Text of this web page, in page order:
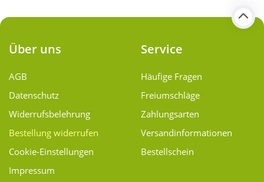
Über uns
AGB
Datenschutz
Widerrufsbelehrung
Bestellung widerrufen
Cookie-Einstellungen
Impressum
Service
Häufige Fragen
Freiumschläge
Zahlungsarten
Versand­informationen
Bestellschein